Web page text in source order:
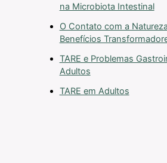
na Microbiota Intestinal
O Contato com a
Benefícios
TARE e Problemas
Adultos
TARE em Adultos